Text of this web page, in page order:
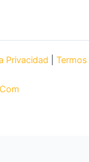
Privacidad
Termos